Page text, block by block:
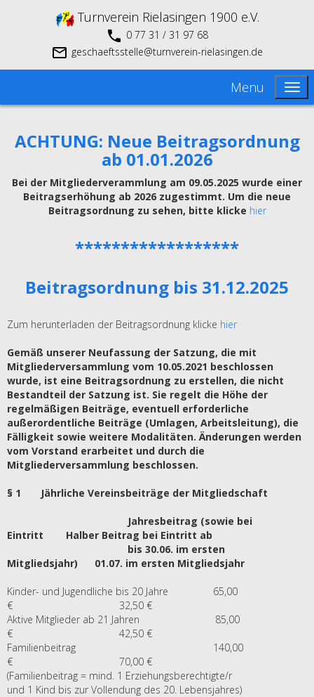
Turnverein Rielasingen 1900 e.V.
0 77 31 / 31 97 68
geschaeftsstelle@turnverein-rielasingen.de
Menu
ACHTUNG: Neue Beitragsordnung
ab 01.01.2026
Bei der Mitgliederverammlung am 09.05.2025 wurde einer
Beitragserhöhung ab 2026 zugestimmt. Um die neue
Beitragsordnung zu sehen, bitte klicke hier
******************
Beitragsordnung bis 31.12.2025
Zum herunterladen der Beitragsordnung klicke hier
Gemäß unserer Neufassung der Satzung, die mit
Mitgliederversammlung vom 10.05.2021 beschlossen
wurde, ist eine Beitragsordnung zu erstellen, die nicht
Bestandteil der Satzung ist. Sie regelt die Höhe der
regelmäßigen Beiträge, eventuell erforderliche
außerordentliche Beiträge (Umlagen, Arbeitsleitung), die
Fälligkeit sowie weitere Modalitäten. Änderungen werden
vom Vorstand erarbeitet und durch die
Mitgliederversammlung beschlossen.
§ 1 Jährliche Vereinsbeiträge der Mitgliedschaft
Jahresbeitrag (sowie bei
Eintritt Halber Beitrag bei Eintritt ab
bis 30.06. im ersten
Mitgliedsjahr) 01.07. im ersten Mitgliedsjahr
Kinder- und Jugendliche bis 20 Jahre 65,00
€ 32,50 €
Aktive Mitglieder ab 21 Jahren 85,00
€ 42,50 €
Familienbeitrag 140,00
€ 70,00 €
(Familienbeitrag = mind. 1 Erziehungsberechtigte/r
und 1 Kind bis zur Vollendung des 20. Lebensjahres)